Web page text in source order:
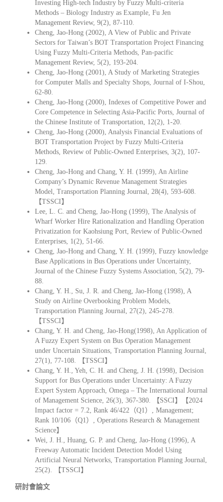
Investing High-tech Industry by Fuzzy Multi-criteria
Methods – Biology Industry as Example, Fu Jen
Management Review, 9(2), 87-110.
Cheng, Jao-Hong (2002), A View of Public and Private
Sectors for Taiwan’s BOT Transportation Project Financing
Using Fuzzy Multi-Criteria Methods, Pan-pacific
Management Review, 5(2), 193-204.
Cheng, Jao-Hong (2001), A Study of Marketing Strategies
for Computer Malls and Specialty Shops, Journal of I-Shou,
62-80.
Cheng, Jao-Hong (2000), Indexes of Competitive Power and
Core Competence in Selecting Asia-Pacific Ports, Journal of
the Chinese Institute of Transportation, 12(2), 1-20.
Cheng, Jao-Hong (2000), Analysis Financial Evaluations of
BOT Transportation Project by Fuzzy Multi-Criteria
Methods, Review of Public-Owned Enterprises, 3(2), 107-
129.
Cheng, Jao-Hong and Chang, Y. H. (1999), An Airline
Company’s Dynamic Revenue Management Strategies
Model, Transportation Planning Journal, 28(4), 593-608.
【TSSCI】
Lee, L. C. and Cheng, Jao-Hong (1999), The Analysis of
Wharf Worker Hire Rationalization and Handling Operation
Privatization for Kaohsiung Port, Review of Public-Owned
Enterprises, 1(2), 51-66.
Cheng, Jao-Hong and Chang, Y. H. (1999), Fuzzy knowledge
Base Applications in Bus Operations under Uncertainty,
Journal of the Chinese Fuzzy Systems Association, 5(2), 79-
88.
Chang, Y. H., Su, J. R. and Cheng, Jao-Hong (1998), A
Study on Airline Overbooking Problem Models,
Transportation Planning Journal, 27(2), 245-278.
【TSSCI】
Chang, Y. H. and Cheng, Jao-Hong(1998), An Application of
A Fuzzy Expert System on Bus Operation Management
under Uncertain Situations, Transportation Planning Journal,
27(1), 77-108. 【TSSCI】
Chang, Y. H., Yeh, C. H. and Cheng, J. H. (1998), Decision
Support for Bus Operations under Uncertainty: A Fuzzy
Expert System Approach, Omega – The International Journal
of Management Science, 26(3), 367-380. 【SSCI】【2024
Impact factor = 7.2, Rank 46/422（Q1）, Management;
Rank 10/106（Q1）, Operations Research & Management
Science】
Wei, J. H., Huang, G. P. and Cheng, Jao-Hong (1996), A
Freeway Automatic Incident Detection Model Using
Artificial Neural Networks, Transportation Planning Journal,
25(2). 【TSSCI】
研討會論文